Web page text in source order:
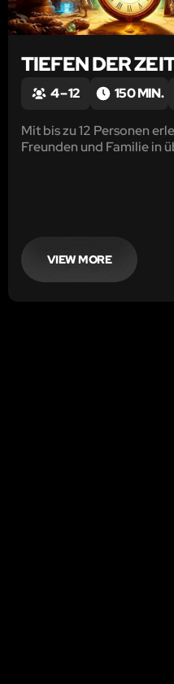
TIEFEN DER
4 – 12 150 MIN.
Mit bis zu 12 Personen
Freunden und Familie in
VIEW MORE